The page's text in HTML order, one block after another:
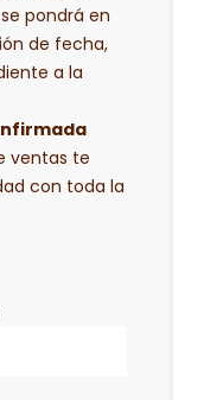
pondrá en
de fecha,
a la
ventas te
con toda la